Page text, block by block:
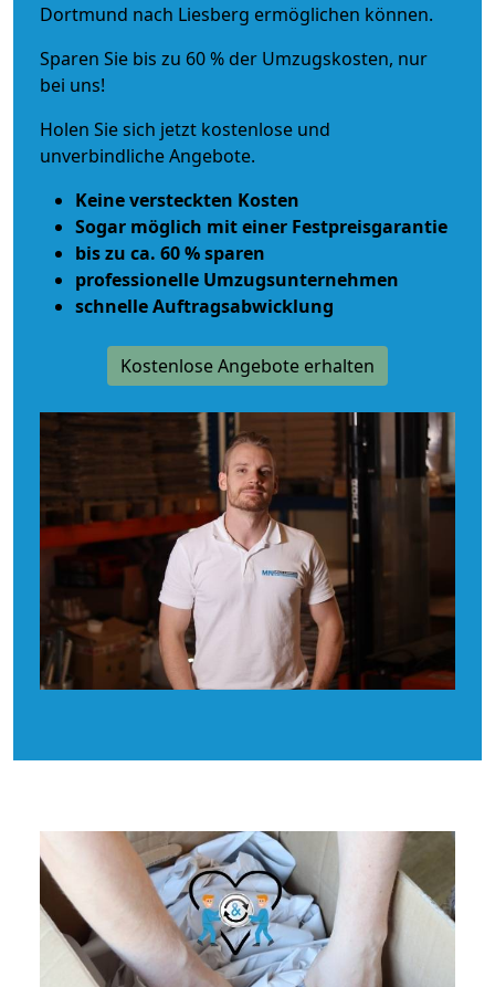
Dortmund nach Liesberg ermöglichen können.
Sparen Sie bis zu 60 % der Umzugskosten, nur
bei uns!
Holen Sie sich jetzt kostenlose und
unverbindliche Angebote.
Keine versteckten Kosten
Sogar möglich mit einer Festpreisgarantie
bis zu ca. 60 % sparen
professionelle Umzugsunternehmen
schnelle Auftragsabwicklung
Kostenlose Angebote erhalten